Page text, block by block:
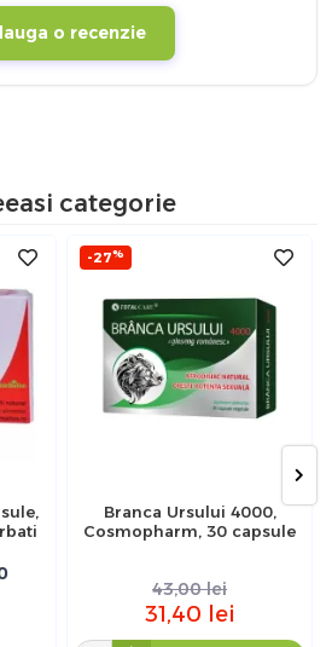
o recenzie
categorie
-27%
Branca Ursului 4000,
Cosmopharm, 30 capsule
43,00 lei
31,40 lei